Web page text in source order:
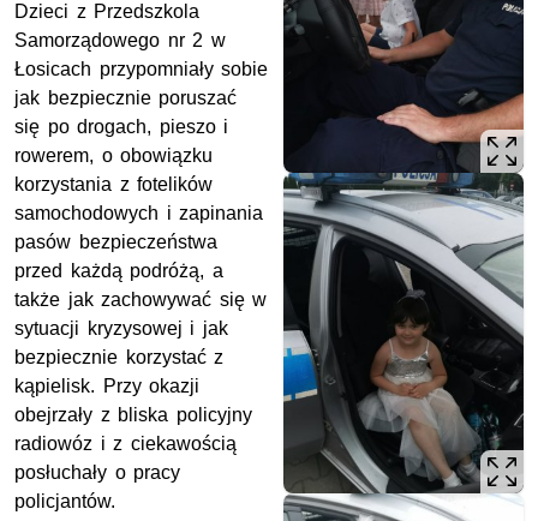
Dzieci z Przedszkola
Samorządowego nr 2 w
Łosicach przypomniały sobie
jak bezpiecznie poruszać
się po drogach, pieszo i
rowerem, o obowiązku
korzystania z fotelików
samochodowych i zapinania
pasów bezpieczeństwa
przed każdą podróżą, a
także jak zachowywać się w
sytuacji kryzysowej i jak
bezpiecznie korzystać z
kąpielisk. Przy okazji
obejrzały z bliska policyjny
radiowóz i z ciekawością
posłuchały o pracy
policjantów.